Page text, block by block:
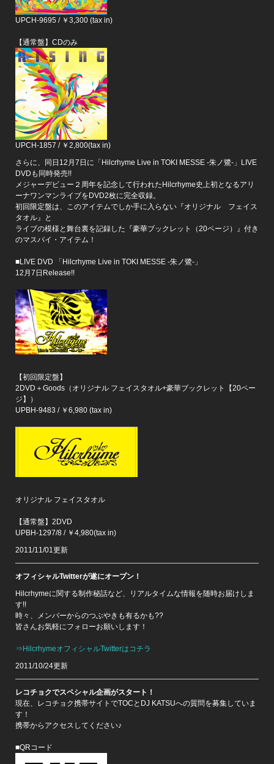
UPCH-9695 / ￥3,300 (tax in)
【通常盤】CDのみ
UPCH-1857 / ￥2,800(tax in)
さらに、同日12月7日に「Hilcrhyme Live in TOKI MESSE -朱ノ鷺-」LIVE
DVDも同時発売!!
メジャーデビュー２周年を記念して行われたHilcrhyme史上初となるアリ
ーナワンマンライブをDVD2枚に完全収録。
初回限定盤は、このアイテムでしか手に入らない『オリジナル フェイス
タオル』と
ライブの模様と舞台裏を記録した『豪華ブックレット（20ページ）』付き
のマスバイ・アイテム！
■LIVE DVD 「Hilcrhyme Live in TOKI MESSE -朱ノ鷺-」
12月7日Release!!
【初回限定盤】
2DVD＋Goods（オリジナル フェイスタオル+豪華ブックレット【20ペー
ジ】）
UPBH-9483 / ￥6,980 (tax in)
オリジナル フェイスタオル
【通常盤】2DVD
UPBH-1297/8 / ￥4,980(tax in)
2011/11/01更新
オフィシャルTwitterが遂にオープン！
Hilcrhymeに関する制作秘話など、リアルタイムな情報を随時お届けしま
す!!
時々、メンバーからのつぶやきも有るかも??
皆さんお気軽にフォローお願いします！
⇒HilcrhymeオフィシャルTwitterはコチラ
2011/10/24更新
レコチョクでスペシャル企画がスタート！
現在、レコチョク携帯サイトでTOCとDJ KATSUへの質問を募集していま
す！
携帯からアクセスしてください♪
■QRコード